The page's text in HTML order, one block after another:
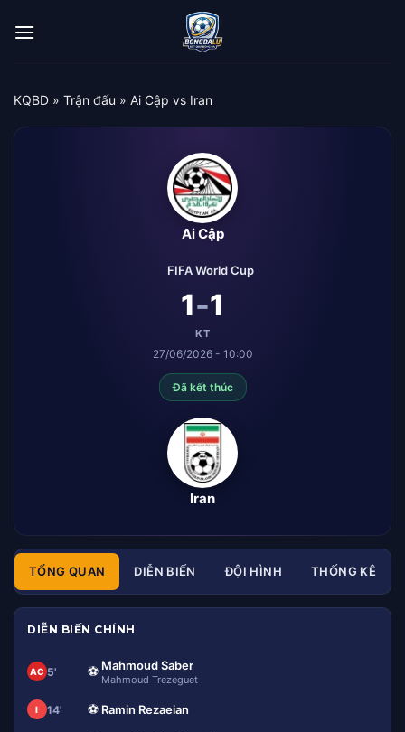
qua
KQBD » Trận đấu » Ai Cập vs Iran
Ai Cập
FIFA World Cup
1-1
KT
27/06/2026 - 10:00
Đã kết thúc
Iran
TỔNG QUAN DIỄN BIẾN ĐỘI HÌNH THỐNG KÊ
DIỄN BIẾN CHÍNH
AC 5' ⚽ Mahmoud Saber
Mahmoud Trezeguet
I 14' ⚽ Ramin Rezaeian